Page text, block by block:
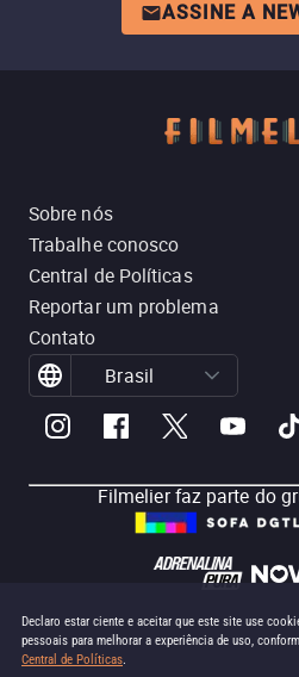
Declaro estar ciente e aceitar que este site use
pessoais para melhorar a experiência de uso,
Central de Políticas.
ASSINE A
Sobre nós
Trabalhe conosco
Central de Políticas
Reportar um problema
Contato
Brasil
Filmelier faz parte do